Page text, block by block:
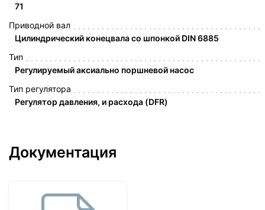
71
Приводной вал
Цилиндрический конецвала со шпонкой DIN 6885
Тип
Регулируемый аксиально поршневой насос
Тип регулятора
Регулятор давления, и расхода (DFR)
Документация